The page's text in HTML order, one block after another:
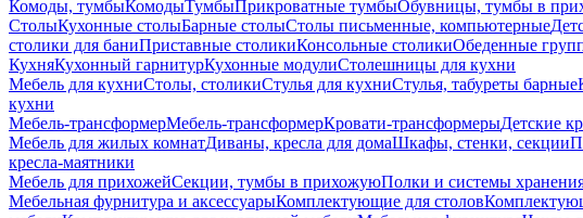
Комоды, тумбыКомодыТумбыПрикроватные тумбыОбувницы, тумбы в
СтолыКухонные столыБарные столыСтолы письменные, компьютерные
столики для баниПриставные столикиКонсольные столикиОбеденные
КухняКухонный гарнитурКухонные модулиСтолешницы для кухни
Мебель для кухниСтолы, столикиСтулья для кухниСтулья, табуреты барные
кухни
Мебель-трансформерМебель-трансформерКровати-трансформерыДетские
Мебель для жилых комнатДиваны, кресла для домаШкафы, стенки, секции
кресла-маятники
Мебель для прихожейСекции, тумбы в прихожуюПолки и системы
Мебельная фурнитура и аксессуарыКомплектующие для столов